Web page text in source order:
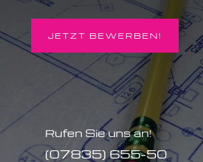
JETZT BEWERBEN!
Rufen Sie uns an!
(07835) 655-50